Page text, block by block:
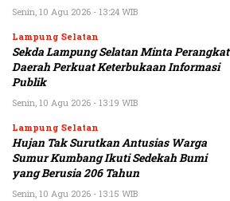
Senin, 10 Agu 2026 - 13:24 WIB
Lampung Selatan
Sekda Lampung Selatan Minta Perangkat
Daerah Perkuat Keterbukaan Informasi
Publik
Senin, 10 Agu 2026 - 13:19 WIB
Lampung Selatan
Hujan Tak Surutkan Antusias Warga
Sumur Kumbang Ikuti Sedekah Bumi
yang Berusia 206 Tahun
Senin, 10 Agu 2026 - 13:15 WIB